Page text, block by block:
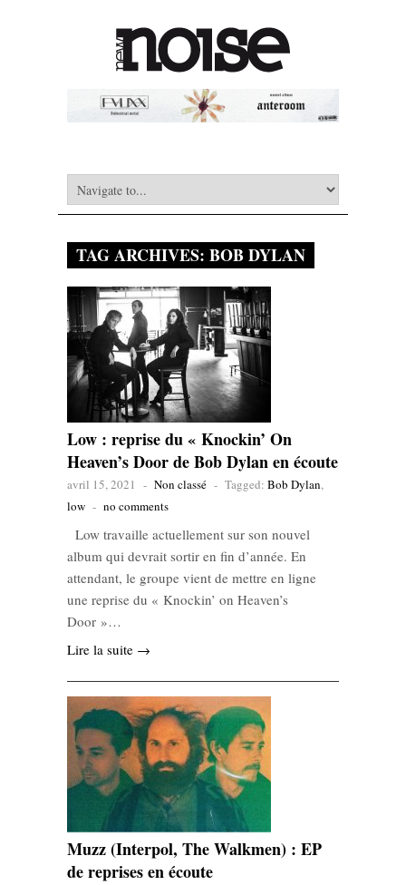
TAG ARCHIVES: BOB DYLAN
Low : reprise du « Knockin’ On
Heaven’s Door de Bob Dylan en écoute
avril 15, 2021 - Non classé - Tagged: Bob Dylan,
low - no comments
Low travaille actuellement sur son nouvel
album qui devrait sortir en fin d’année. En
attendant, le groupe vient de mettre en ligne
une reprise du « Knockin’ on Heaven’s
Door »…
Lire la suite →
Muzz (Interpol, The Walkmen) : EP
de reprises en écoute